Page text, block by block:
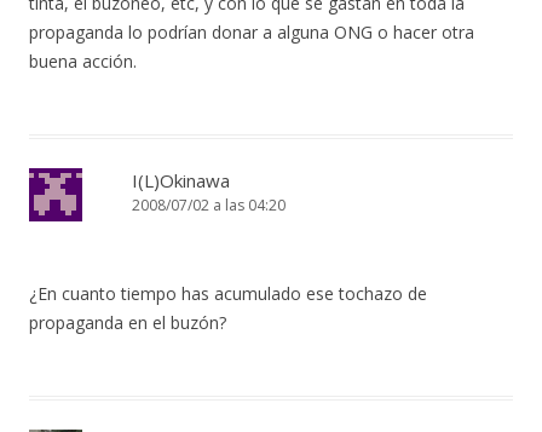
propaganda lo podrían donar a alguna ONG o hacer otra
buena acción.
I(L)Okinawa
2008/07/02 a las 04:20
¿En cuanto tiempo has acumulado ese tochazo de
propaganda en el buzón?